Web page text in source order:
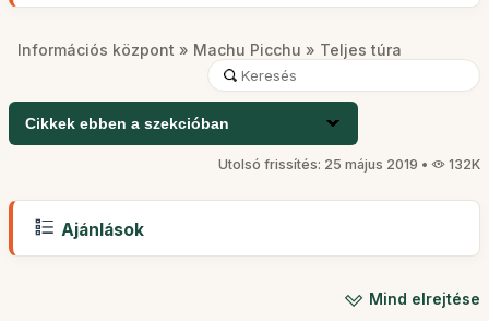
Információs központ » Machu Picchu » Teljes túra
Cikkek ebben a szekcióban
Utolsó frissítés: 25 május 2019 • 132K
Ajánlások
Mind elrejtése